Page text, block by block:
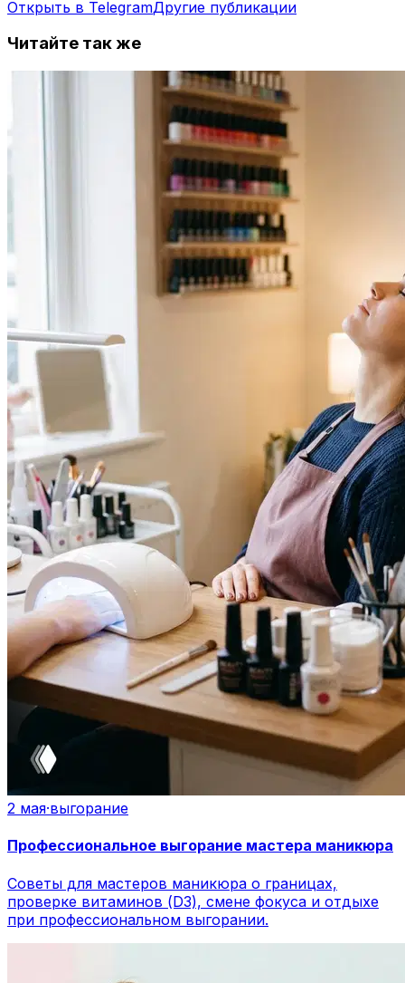
Открыть в TelegramДругие публикации
Читайте так же
2 мая·выгорание
Профессиональное выгорание мастера маникюра
Советы для мастеров маникюра о границах,
проверке витаминов (D3), смене фокуса и отдыхе
при профессиональном выгорании.